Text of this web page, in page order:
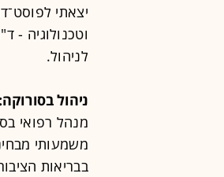
יצאתי
וטכנולוגיה -
לניהול.
ניהול בסורוקה:
מנהל רפואי